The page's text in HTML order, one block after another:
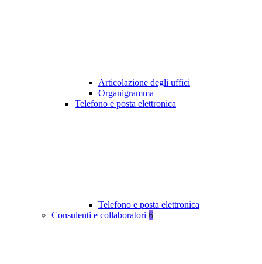
Articolazione degli uffici
Organigramma
Telefono e posta elettronica
Telefono e posta elettronica
Consulenti e collaboratori 6